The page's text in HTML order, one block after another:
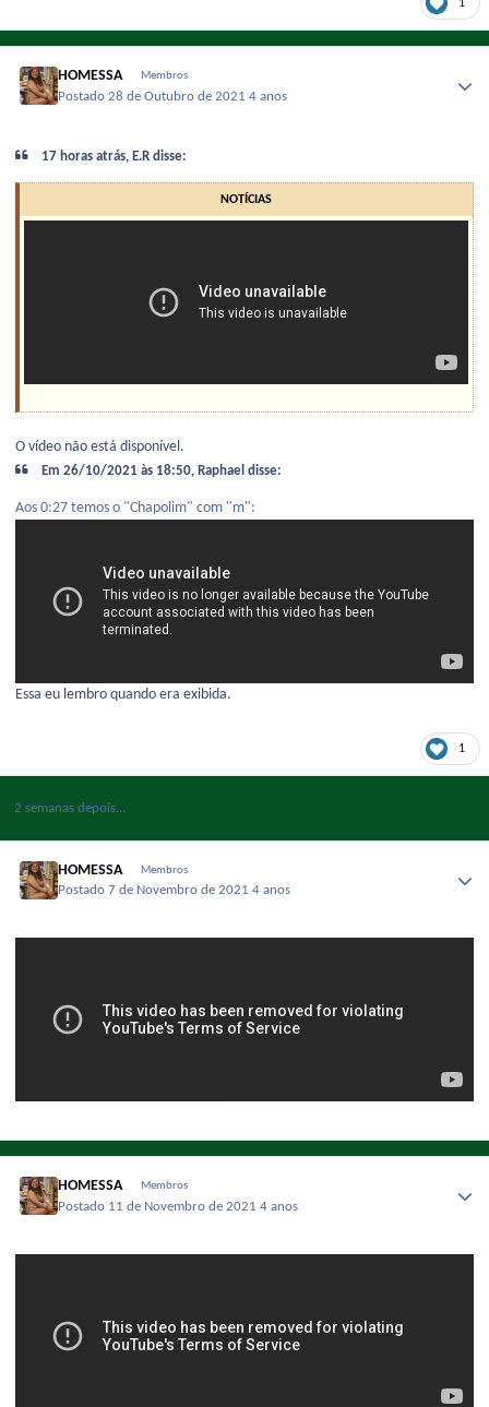
1
HOMESSA Membros
Postado28 de Outubro de 20214 anos
17 horas atrás, E.R disse:
NOTÍCIAS
O vídeo não está disponível.
Em 26/10/2021 às 18:50, Raphael disse:
Aos 0:27 temos o "Chapolim" com "m":
Essa eu lembro quando era exibida.
1
2 semanas depois...
HOMESSA Membros
Postado 7 de Novembro de 20214 anos
HOMESSA Membros
Postado 11 de Novembro de 20214 anos